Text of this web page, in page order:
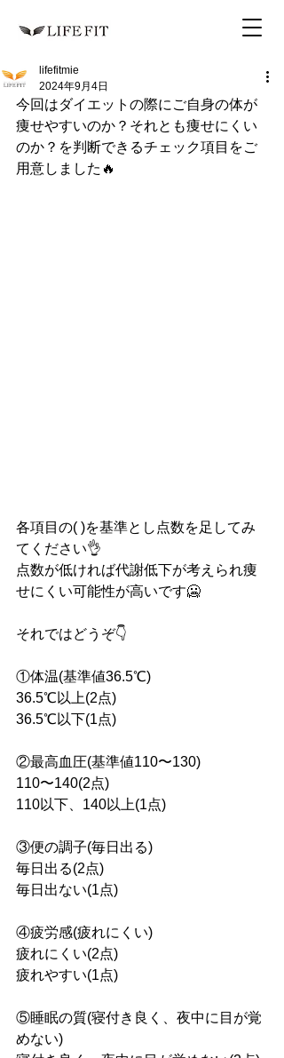
lifefitmie
2024年9月4日
今回はダイエットの際にご自身の体が
痩せやすいのか？それとも痩せにくい
のか？を判断できるチェック項目をご
用意しました🔥
各項目の( )を基準とし点数を足してみ
てください👌
点数が低ければ代謝低下が考えられ痩
せにくい可能性が高いです🥶
それではどうぞ👇
①体温(基準値36.5℃)
36.5℃以上(2点)
36.5℃以下(1点)
②最高血圧(基準値110〜130)
110〜140(2点)
110以下、140以上(1点)
③便の調子(毎日出る)
毎日出る(2点)
毎日出ない(1点)
④疲労感(疲れにくい)
疲れにくい(2点)
疲れやすい(1点)
⑤睡眠の質(寝付き良く、夜中に目が覚
めない)